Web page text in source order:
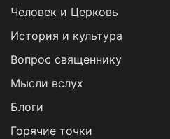
Человек и Церковь
История и культура
Вопрос священнику
Мысли вслух
Блоги
Горячие точки